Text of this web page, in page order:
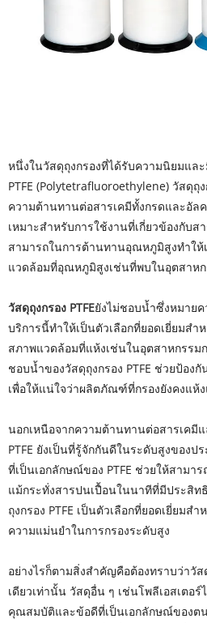
หนึ่งในวัสดุถุงกรองที่ได้รับความนิยมแล
PTFE (Polytetrafluoroethylene) วัสดุถุ
ความต้านทานต่อสารเคมีทั้งกรดและอัล
เหมาะสำหรับการใช้งานที่เกี่ยวข้องกับ
สามารถในการต้านทานอุณหภูมิสูงทำใ
แวดล้อมที่อุณหภูมิสูงเช่นที่พบในอุตสาหก
วัสดุถุงกรอง PTFEยังไม่ชอบน้ำซึ่งหมาย
บริการนี้ทำให้เป็นตัวเลือกที่ยอดเยี่ยมสำ
สภาพแวดล้อมที่แห้งเช่นในอุตสาหกรรม
ชอบน้ำของวัสดุถุงกรอง PTFE ช่วยป้อง
เพื่อให้แน่ใจว่าผลิตภัณฑ์ที่กรองยังคงแห้
นอกเหนือจากความต้านทานต่อสารเคมี
PTFE ยังเป็นที่รู้จักกันดีในระดับสูงของ
ที่เป็นเอกลักษณ์ของ PTFE ช่วยให้สามา
แม้กระทั่งสารปนเปื้อนในนาทีที่มีประสิ
ถุงกรอง PTFE เป็นตัวเลือกที่ยอดเยี่ยมส
ความแม่นยำในการกรองระดับสูง
อย่างไรก็ตามสิ่งสำคัญคือต้องทราบว่าวัส
เดียวเท่านั้น วัสดุอื่น ๆ เช่นโพลีเอสเตอ
คุณสมบัติและข้อดีที่เป็นเอกลักษณ์ของตน